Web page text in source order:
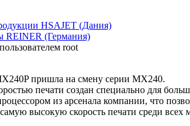
HSAJET (Дания)
REINER (Германия)
root
пришла на смену серии MX240.
печати создан специально для
из арсенала компании, что
высокую скорость печати среди